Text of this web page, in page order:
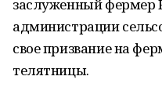
заслуженный фермер
администрации
свое призвание на
телятницы.